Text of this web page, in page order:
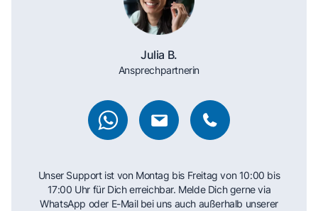
Julia B.
Ansprechpartnerin
Unser Support ist von Montag bis Freitag von 10:00 bis
17:00 Uhr für Dich erreichbar. Melde Dich gerne via
WhatsApp oder E-Mail bei uns auch außerhalb unserer